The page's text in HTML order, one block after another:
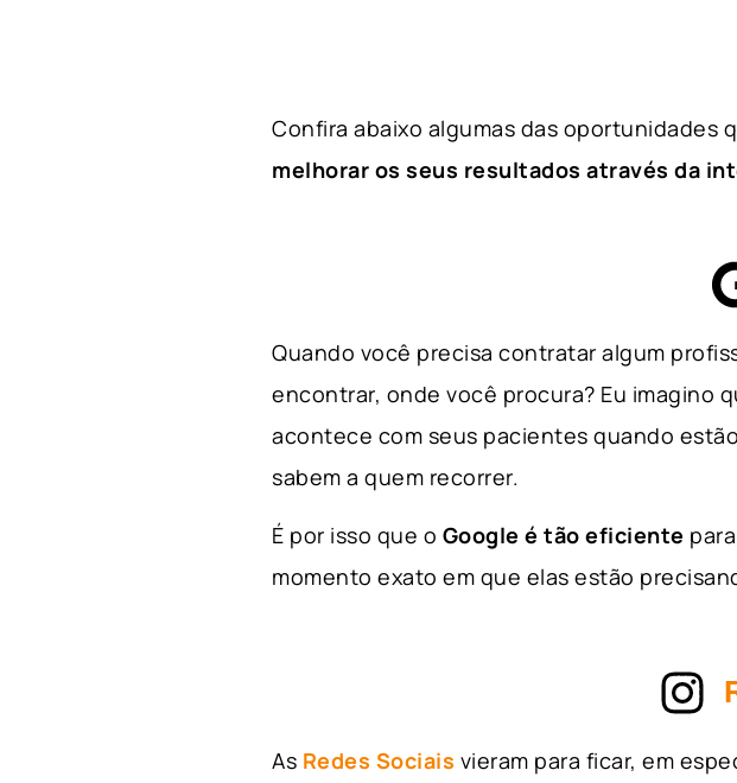
Confira abaixo algumas das oportunidades
melhorar os seus resultados através da
Quando você precisa contratar algum
encontrar, onde você procura? Eu imagino
acontece com seus pacientes quando
sabem a quem recorrer.
É por isso que o Google é tão eficiente
momento exato em que elas estão
As Redes Sociais vieram para ficar, em